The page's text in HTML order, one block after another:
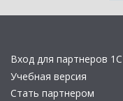
Вход для партнеров 1С
Учебная версия
Стать партнером